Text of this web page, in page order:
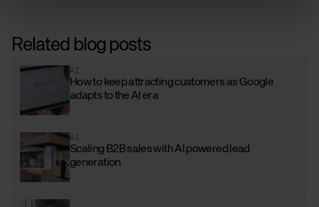
Related blog posts
AI
How to keep attracting customers as Google
adapts to the AI era
AI
Scaling B2B sales with AI powered lead
generation